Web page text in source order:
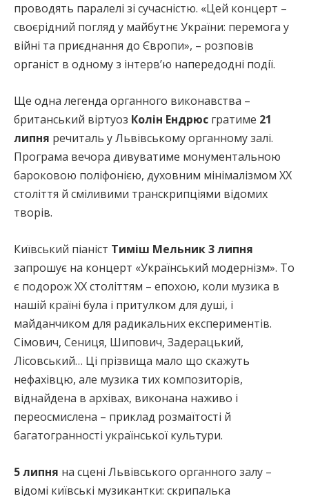
проводять паралелі зі сучасністю. «Цей концерт –
своєрідний погляд у майбутнє України: перемога у
війні та приєднання до Європи», – розповів
органіст в одному з інтервʼю напередодні події.
Ще одна легенда органного виконавства –
британський віртуоз Колін Ендрюс гратиме 21
липня речиталь у Львівському органному залі.
Програма вечора дивуватиме монументальною
бароковою поліфонією, духовним мінімалізмом ХХ
століття й сміливими транскрипціями відомих
творів.
Київський піаніст Тиміш Мельник 3 липня
запрошує на концерт «Український модернізм». То
є подорож XX століттям – епохою, коли музика в
нашій країні була і притулком для душі, і
майданчиком для радикальних експериментів.
Сімович, Сениця, Шипович, Задерацький,
Лісовський… Ці прізвища мало що скажуть
нефахівцю, але музика тих композиторів,
віднайдена в архівах, виконана наживо і
переосмислена – приклад розмаїтості й
багатогранності української культури.
5 липня на сцені Львівського органного залу –
відомі київські музикантки: скрипалька